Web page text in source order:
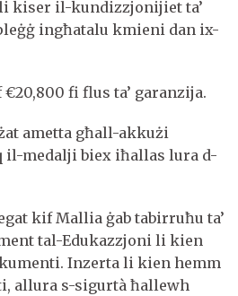
kiser il-kundizzjonijiet ta’
ingħatalu kmieni dan ix-
fi flus ta’ garanzija.
ametta għall-akkużi
il-medalji biex iħallas lura d-
kif Mallia ġab tabirruħu ta’
tal-Edukazzjoni li kien
Inzerta li kien hemm
allura s-sigurtà ħallewh